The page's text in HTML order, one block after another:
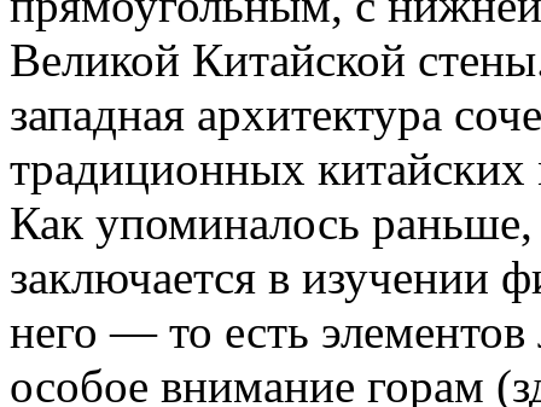
Великой Китайской
западная архитектура
традиционных китайских
Как упоминалось
заключается в изучении
него — то есть
особое внимание горам